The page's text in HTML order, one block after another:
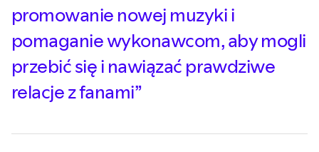
promowanie nowej muzyki i
pomaganie wykonawcom, aby mogli
przebić się i nawiązać prawdziwe
relacje z fanami”